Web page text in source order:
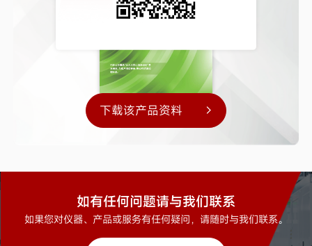
下载该产品资料
如有任何问题请与我们联系
如果您对仪器、产品或服务有任何疑问，请随时与我们联系。